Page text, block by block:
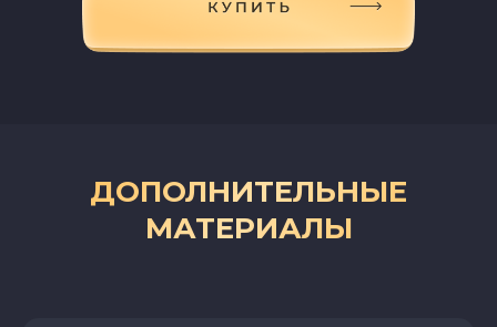
ДОПОЛНИТЕЛЬНЫЕ
МАТЕРИАЛЫ